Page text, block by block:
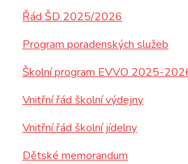
Řád ŠD 2025/2026
Program poradenských služeb
Školní program EVVO 2025-
Vnitřní řád školní výdejny
Vnitřní řád školní jídelny
Dětské memorandum